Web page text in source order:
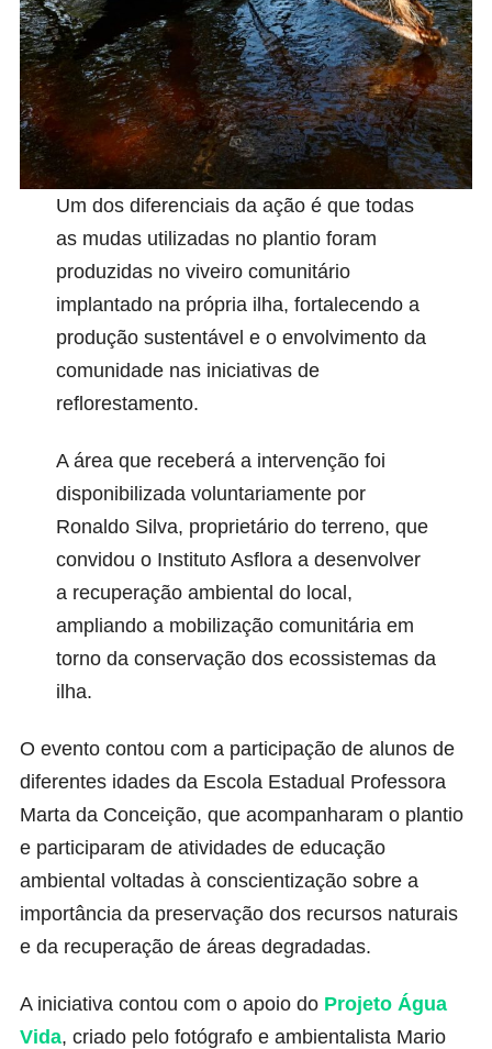
Um dos diferenciais da ação é que todas
as mudas utilizadas no plantio foram
produzidas no viveiro comunitário
implantado na própria ilha, fortalecendo a
produção sustentável e o envolvimento da
comunidade nas iniciativas de
reflorestamento.
A área que receberá a intervenção foi
disponibilizada voluntariamente por
Ronaldo Silva, proprietário do terreno, que
convidou o Instituto Asflora a desenvolver
a recuperação ambiental do local,
ampliando a mobilização comunitária em
torno da conservação dos ecossistemas da
ilha.
O evento contou com a participação de alunos de
diferentes idades da Escola Estadual Professora
Marta da Conceição, que acompanharam o plantio
e participaram de atividades de educação
ambiental voltadas à conscientização sobre a
importância da preservação dos recursos naturais
e da recuperação de áreas degradadas.
A iniciativa contou com o apoio do Projeto Água
Vida, criado pelo fotógrafo e ambientalista Mario